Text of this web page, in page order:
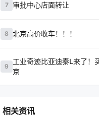
7 审批中心店面转让
8 北京高价收车！！！
9
工业奇迹比亚迪秦L来了！
京
相关资讯